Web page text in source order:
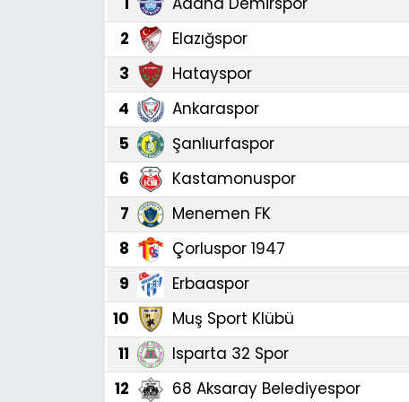
2
Elazığspor
3
Hatayspor
4
Ankaraspor
5
Şanlıurfaspor
6
Kastamonuspor
7
Menemen FK
8
Çorluspor 1947
9
Erbaaspor
10
Muş Sport Klübü
11
Isparta 32 Spor
12
68 Aksaray Belediyespor
KKTC YEREL SEÇİM 2018
Kültür Sanat
Nöbetçi Eczaneler
Otomobil Dünyası